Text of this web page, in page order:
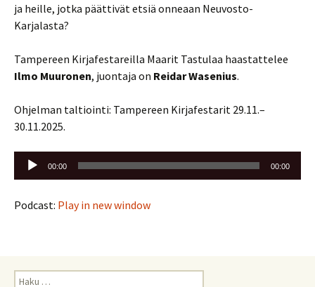
ja heille, jotka päättivät etsiä onneaan Neuvosto-
Karjalasta?
Tampereen Kirjafestareilla Maarit Tastulaa haastattelee
Ilmo Muuronen, juontaja on Reidar Wasenius.
Ohjelman taltiointi: Tampereen Kirjafestarit 29.11.–
30.11.2025.
Äänitoistin
00:00 00:00
Podcast: Play in new window
Haku: